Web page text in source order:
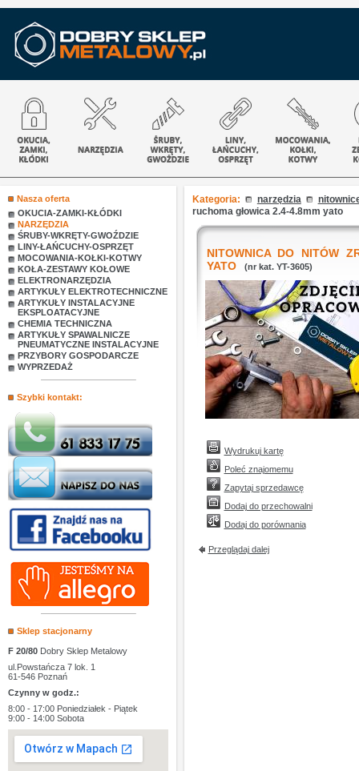
Nasza oferta
OKUCIA-ZAMKI-KŁÓDKI
NARZĘDZIA
ŚRUBY-WKRĘTY-GWOŹDZIE
LINY-ŁAŃCUCHY-OSPRZĘT
MOCOWANIA-KOŁKI-KOTWY
KOŁA-ZESTAWY KOŁOWE
ELEKTRONARZĘDZIA
ARTYKUŁY ELEKTROTECHNICZNE
ARTYKUŁY INSTALACYJNE
EKSPLOATACYJNE
CHEMIA TECHNICZNA
ARTYKUŁY SPAWALNICZE
PNEUMATYCZNE INSTALACYJNE
PRZYBORY GOSPODARCZE
WYPRZEDAŻ
Szybki kontakt:
Sklep stacjonarny
F 20/80 Dobry Sklep Metalowy
ul.Powstańcza 7 lok. 1
61-546 Poznań
Czynny w godz.:
8:00 - 17:00 Poniedziałek - Piątek
9:00 - 14:00 Sobota
Kategoria: narzędzia
ruchoma głowica 2.4-4.8mm yato
NITOWNICA DO NITÓW
YATO
(nr kat. YT-3605)
Wydrukuj kartę
Poleć znajomemu
Zapytaj sprzedawcę
Dodaj do przechowalni
Dodaj do porównania
Przeglądaj dalej